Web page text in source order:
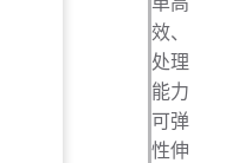
效、
处理
能力
可弹
性伸